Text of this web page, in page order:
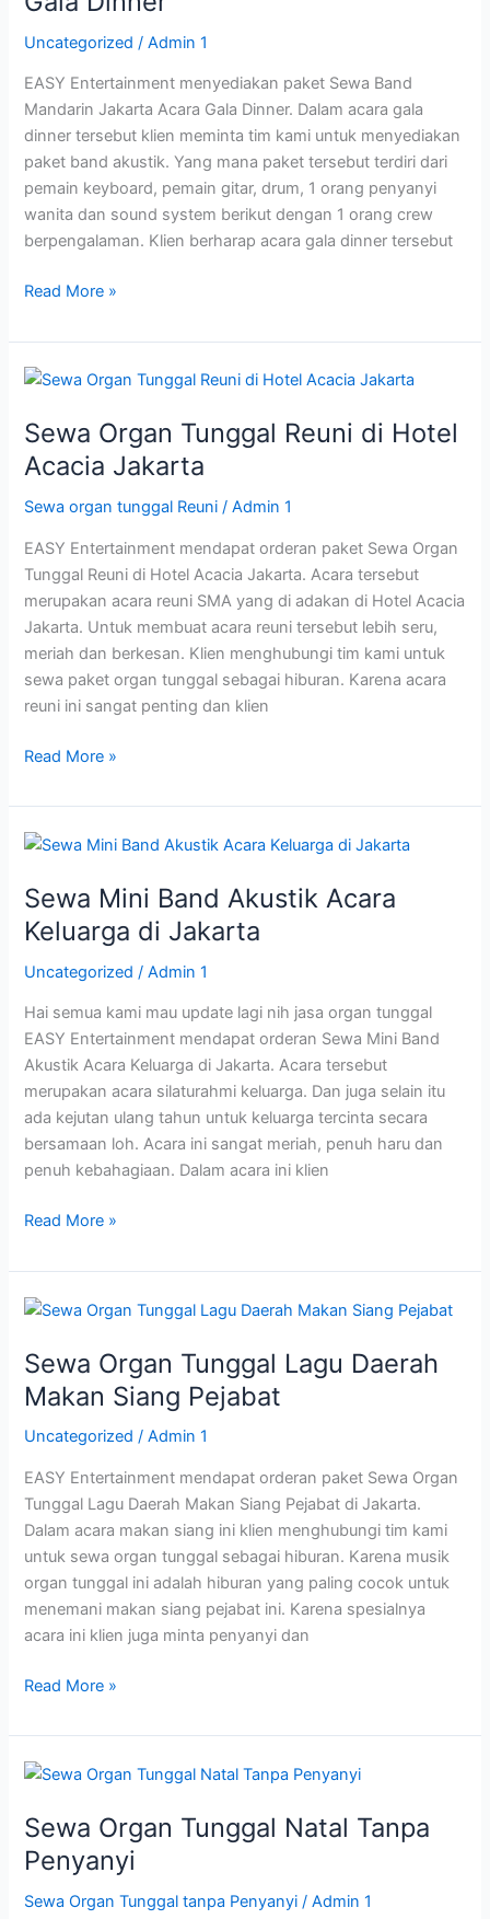
Uncategorized /Admin 1
EASY Entertainment menyediakan paket Sewa Band
Mandarin Jakarta Acara Gala Dinner. Dalam acara gala
dinner tersebut klien meminta tim kami untuk menyediakan
paket band akustik. Yang mana paket tersebut terdiri dari
pemain keyboard, pemain gitar, drum, 1 orang penyanyi
wanita dan sound system berikut dengan 1 orang crew
berpengalaman. Klien berharap acara gala dinner tersebut
Acara
Gala
Read More »
Sewa Organ Tunggal Reuni di Hotel
Acacia Jakarta
Sewa organ tunggal Reuni /Admin 1
EASY Entertainment mendapat orderan paket Sewa Organ
Tunggal Reuni di Hotel Acacia Jakarta. Acara tersebut
merupakan acara reuni SMA yang di adakan di Hotel Acacia
Jakarta. Untuk membuat acara reuni tersebut lebih seru,
meriah dan berkesan. Klien menghubungi tim kami untuk
sewa paket organ tunggal sebagai hiburan. Karena acara
reuni ini sangat penting dan klien
Sewa
Tunggal
Reuni
Hotel
Read More »
Sewa Mini Band Akustik Acara
Keluarga di Jakarta
Uncategorized /Admin 1
Hai semua kami mau update lagi nih jasa organ tunggal
EASY Entertainment mendapat orderan Sewa Mini Band
Akustik Acara Keluarga di Jakarta. Acara tersebut
merupakan acara silaturahmi keluarga. Dan juga selain itu
ada kejutan ulang tahun untuk keluarga tercinta secara
bersamaan loh. Acara ini sangat meriah, penuh haru dan
penuh kebahagiaan. Dalam acara ini klien
Sewa
Band
Akustik
Acara
Keluarga
Read More »
Sewa Organ Tunggal Lagu Daerah
Makan Siang Pejabat
Uncategorized /Admin 1
EASY Entertainment mendapat orderan paket Sewa Organ
Tunggal Lagu Daerah Makan Siang Pejabat di Jakarta.
Dalam acara makan siang ini klien menghubungi tim kami
untuk sewa organ tunggal sebagai hiburan. Karena musik
organ tunggal ini adalah hiburan yang paling cocok untuk
menemani makan siang pejabat ini. Karena spesialnya
acara ini klien juga minta penyanyi dan
Sewa
Tunggal
Lagu
Daerah
Makan
Read More »
Sewa Organ Tunggal Natal Tanpa
Penyanyi
Sewa Organ Tunggal tanpa Penyanyi /Admin 1
Sewa
Tunggal
Natal
Tanpa
Penyanyi